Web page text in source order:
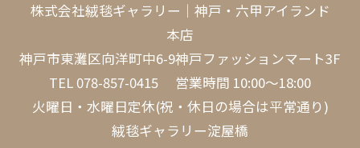
株式会社絨毯ギャラリー｜神戸・六甲アイランド
本店
神戸市東灘区向洋町中6-9神戸ファッションマート3F
TEL 078-857-0415 営業時間 10:00～18:00
火曜日・水曜日定休(祝・休日の場合は平常通り)
絨毯ギャラリー淀屋橋